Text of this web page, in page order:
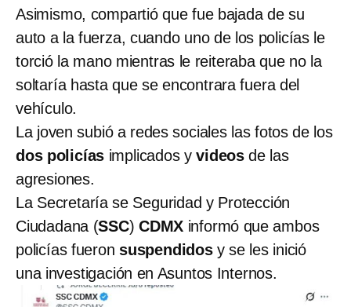
Asimismo, compartió que fue bajada de su
auto a la fuerza, cuando uno de los policías le
torció la mano mientras le reiteraba que no la
soltaría hasta que se encontrara fuera del
vehículo.
La joven subió a redes sociales las fotos de los
dos policías implicados yvideosde las
agresiones.
La Secretaría se Seguridad y Protección
Ciudadana (SSC)CDMX informó que ambos
policías fueron suspendidosy se les inició
una investigación en Asuntos Internos.